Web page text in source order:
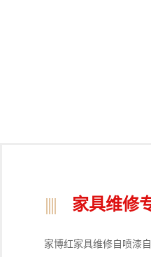
家具维修
家博红家具维修自喷漆